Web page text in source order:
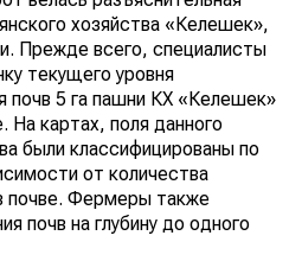
хозяйства «Келешек»,
Прежде всего, специалисты
текущего уровня
почв 5 га пашни КХ «Келешек»
На картах, поля данного
были классифицированы по
от количества
почве. Фермеры также
почв на глубину до одного